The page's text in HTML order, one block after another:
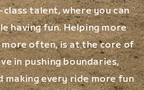
talent, where you can
having fun. Helping more
often, is at the core of
in pushing boundaries,
making every ride more fun